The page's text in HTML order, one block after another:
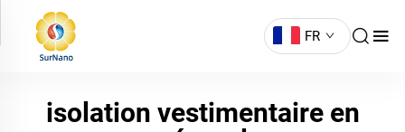
FR
isolation vestimentaire en